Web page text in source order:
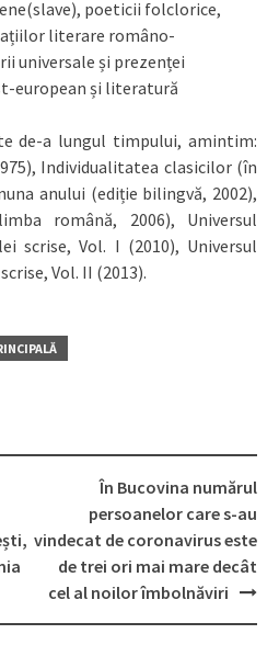
poeticii folclorice,
literare româno-
universale și prezenței
european și literatură
de-a lungul timpului, amintim:
Individualitatea clasicilor (în
anului (ediție bilingvă, 2002),
română, 2006), Universul
scrise, Vol. I (2010), Universul
Vol. II (2013).
În Bucovina numărul
persoanelor care s-au
vindecat de coronavirus este
de trei ori mai mare decât
cel al noilor îmbolnăviri